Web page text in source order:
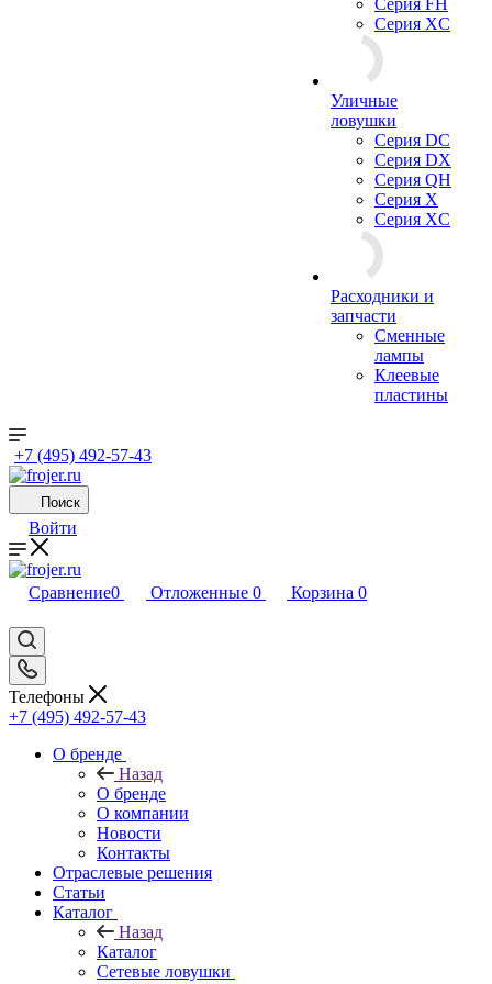
Серия FH
Серия XC
Уличные
ловушки
Серия DC
Серия DX
Серия QH
Серия X
Серия XC
Расходники и
запчасти
Сменные
лампы
Клеевые
пластины
+7 (495) 492-57-43
Поиск
Войти
Сравнение0 Отложенные 0 Корзина 0
Телефоны
+7 (495) 492-57-43
О бренде
Назад
О бренде
О компании
Новости
Контакты
Отраслевые решения
Статьи
Каталог
Назад
Каталог
Сетевые ловушки